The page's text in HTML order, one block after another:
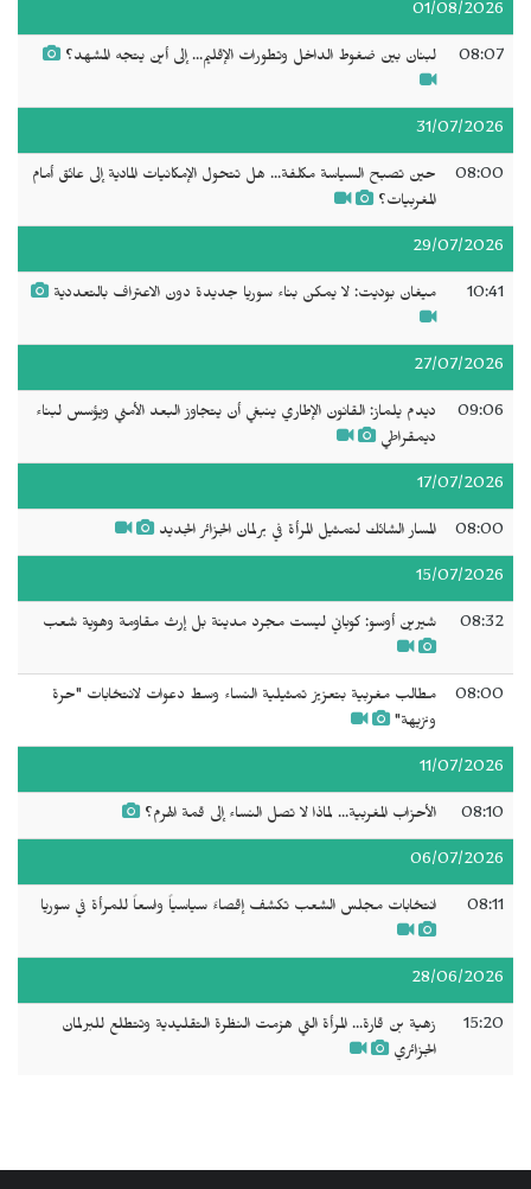
01/08/2026
08:07 لبنان بين ضغوط الداخل وتطورات الإقليم... إلى أين يتجه المشهد؟
31/07/2026
08:00
حين تصبح السياسة مكلفة... هل تتحول الإمكانيات المادية إلى عائق أمام
المغربيات؟
29/07/2026
10:41 ميغان بوديت: لا يمكن بناء سوريا جديدة دون الاعتراف بالتعددية
27/07/2026
09:06
ديدم يلماز: القانون الإطاري ينبغي أن يتجاوز البعد الأمني ويؤسس لبناء
ديمقراطي
17/07/2026
08:00 المسار الشائك لتمثيل المرأة في برلمان الجزائر الجديد
15/07/2026
08:32 شيرين أوسو: كوباني ليست مجرد مدينة بل إرث مقاومة وهوية شعب
08:00
مطالب مغربية بتعزيز تمثيلية النساء وسط دعوات لانتخابات "حرة
ونزيهة"
11/07/2026
08:10 الأحزاب المغربية... لماذا لا تصل النساء إلى قمة الهرم؟
06/07/2026
08:11 انتخابات مجلس الشعب تكشف إقصاءً سياسياً واسعاً للمرأة في سوريا
28/06/2026
15:20
زهية بن قارة... المرأة التي هزمت النظرة التقليدية وتتطلع للبرلمان
الجزائري